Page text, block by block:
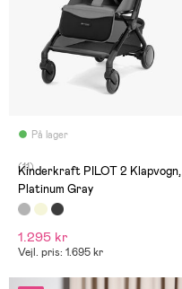
På lager
(11)
Kinderkraft PILOT 2 Klapvogn,
Platinum Gray
1.295 kr
Vejl. pris: 1.695 kr